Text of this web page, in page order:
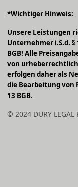
*Wichtiger Hinweis:
Unsere Leistungen
Unternehmer i.S.d. §
BGB! Alle
von
erfolgen daher als
die Bearbeitung von
13 BGB.
© 2024 DURY